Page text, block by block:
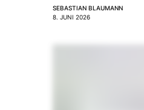
SEBASTIAN BLAUMANN
8. JUNI 2026